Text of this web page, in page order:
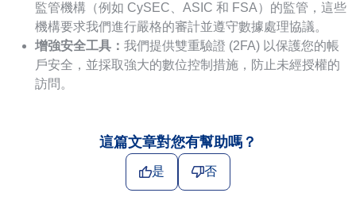
監管機構（例如 CySEC、ASIC 和 FSA）的監管，這些
機構要求我們進行嚴格的審計並遵守數據處理協議。
增強安全工具： 我們提供雙重驗證 (2FA) 以保護您的帳
戶安全，並採取強大的數位控制措施，防止未經授權的
訪問。
這篇文章對您有幫助嗎？
是 否